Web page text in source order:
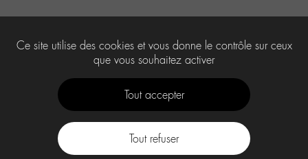
Ce site utilise des cookies et vous donne le contrôle sur ceux
que vous souhaitez activer
Tout accepter
Tout refuser